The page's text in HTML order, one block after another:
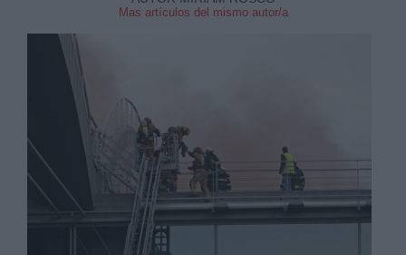
Mas artículos del mismo autor/a